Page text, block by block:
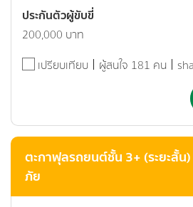
ประกันตัวผู้ขับขี่
200,000 บาท
เปรียบเทียบ
ผู้สนใจ 181 คน
ตะกาฟุลรถยนต์ชั้น 3+ (ระยะสั้น
ภัย